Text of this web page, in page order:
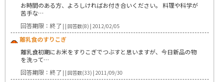
お時間のある方、よろしければお付き合いください。 料理や科学が
苦手な…
回答期限：終了 | | 回答数(8) | 2012/02/05
離乳食のすりこぎ
離乳食初期にお米をすりこぎでつぶすと思いますが、今日新品の物
を洗って…
回答期限：終了 | | 回答数(33) | 2011/09/30